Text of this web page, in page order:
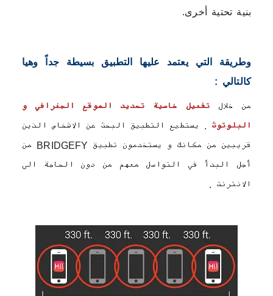
بنية تحتية أخرى.
وطريقة التي يعتمد عليها التطبيق بسيطة جداً وهيا
كالتالي :
من خلال تفعيل خاصية تحديد الموقع الجغرافي و
البلوتوث . يستطيع التطبيق البحث عن الاشخاص الذين
قريبين من مكانك و يستخدمون تطبيق BRIDGEFY
من
أجل البدأ في التواصل معهم من دون الحاجة الى
الانترنت .